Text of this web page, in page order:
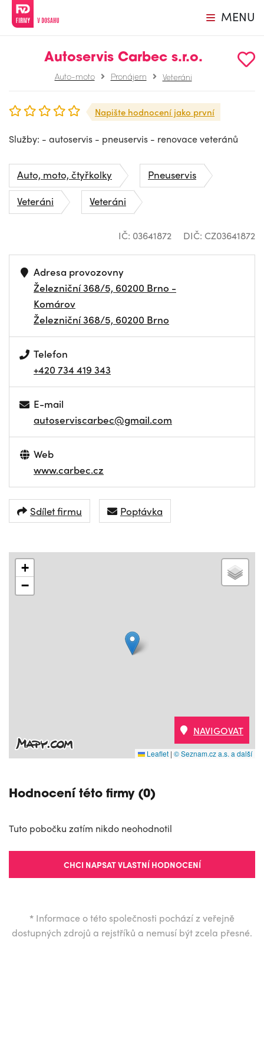
MENU
Autoservis Carbec s.r.o.
Auto-moto Pronájem Veteráni
Napište hodnocení jako první
Služby: - autoservis - pneuservis - renovace veteránů
Auto, moto, čtyřkolky
Pneuservis
Veteráni
Veteráni
IČ: 03641872 DIČ: CZ03641872
Adresa provozovny
Železniční 368/5, 60200 Brno -
Komárov
Železniční 368/5, 60200 Brno
Telefon
+420 734 419 343
E-mail
autoserviscarbec@gmail.com
Web
www.carbec.cz
Sdílet firmu Poptávka
+
−
Leaflet | © Seznam.cz a.s. a další
NAVIGOVAT
Hodnocení této firmy (0)
Tuto pobočku zatím nikdo neohodnotil
CHCI NAPSAT VLASTNÍ HODNOCENÍ
* Informace o této společnosti pochází z veřejně
dostupných zdrojů a rejstříků a nemusí být zcela přesné.